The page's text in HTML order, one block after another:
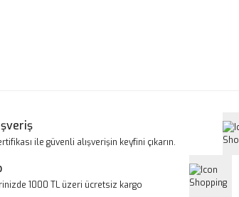
daha pahalı.
ile güvenli alışverişin keyfini çıkarın.
1000 TL üzeri ücretsiz kargo